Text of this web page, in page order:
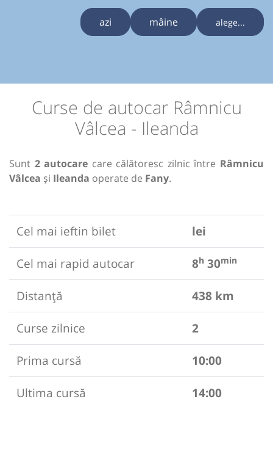
azi mâine alege...
Curse de autocar Râmnicu
Vâlcea - Ileanda
Sunt 2 autocare care călătoresc zilnic între Râmnicu
Vâlcea și Ileanda operate de Fany.
Cel mai ieftin bilet
lei
Cel mai rapid autocar
8h 30min
Distanță
438 km
Curse zilnice
2
Prima cursă
10:00
Ultima cursă
14:00